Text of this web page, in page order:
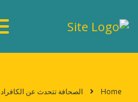
Home الصحافة تتحدث عن الكافراد